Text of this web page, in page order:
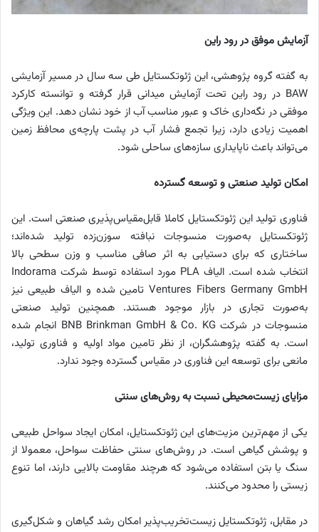
آزمایش موفق در رود راین
به گفته گروه پژوهشی، این ژئوتکستایل طی سه سال در مسیر آزمایشی
BAW در رود راین تحت آزمایش میدانی قرار گرفته و توانسته کارکرد
موفقی در نگه‌داری خاک و عبور مناسب آب از خود نشان دهد. این ویژگی
اهمیت زیادی دارد، زیرا تجمع فشار آب در پشت پارچه‌ی محافظ زمین
می‌تواند باعث ناپایداری سازه‌های ساحلی شود.
امکان تولید صنعتی و توسعه گسترده
فناوری تولید این ژئوتکستایل کاملا قابل‌مقیاس‌پذیری صنعتی است. این
ژئوتکستایل به‌صورت منسوجات نبافته سوزن‌زده تولید شده‌اند؛
ساختاری که برای دستیابی به اثر صافی مناسب و وزن سطحی بالا
انتخاب شده است. الیاف PLA مورد استفاده توسط شرکت Indorama
Ventures Fibers Germany GmbH تامین شده و الیاف طبیعی نیز
به‌صورت تجاری در بازار موجود هستند. همچنین تولید صنعتی
منسوجات در شرکت BNB Brinkman GmbH & Co. KG انجام شده
است. به گفته پژوهشگران، از نظر تامین مواد اولیه و فناوری تولید،
مانعی برای توسعه این فناوری در مقیاس گسترده وجود ندارد.
مزایای زیست‌محیطی نسبت به روش‌های سنتی
یکی از مهم‌ترین مزیت‌های این ژئوتکستایل، امکان ایجاد سواحل طبیعی
و پوشش گیاهی است. در روش‌های سنتی حفاظت سواحل، معمولا از
سنگ یا بتن استفاده می‌شود که هرچند مقاومت بالایی دارند، اما تنوع
زیستی را محدود می‌کنند.
در مقابل، ژئوتکستایل زیست‌تخریب‌پذیر امکان رشد گیاهان و شکل‌گیری